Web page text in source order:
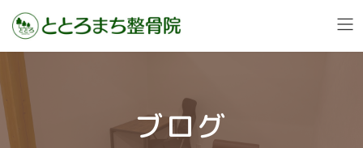
テ
ン
ツ
へ
ゲ
ー
シ
ョ
ブログ